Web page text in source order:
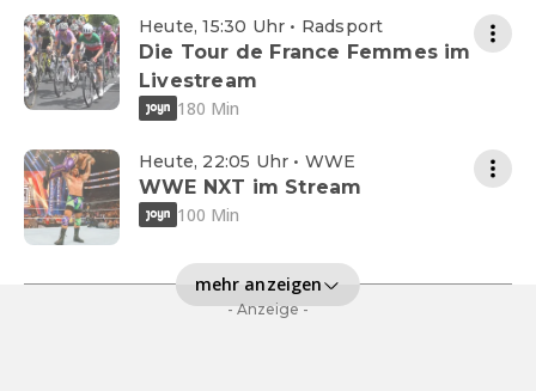
Heute, 15:30 Uhr • Radsport
Die Tour de France Femmes im
Livestream
180 Min
Heute, 22:05 Uhr • WWE
WWE NXT im Stream
100 Min
mehr anzeigen
- Anzeige -